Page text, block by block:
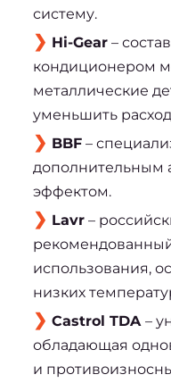
систему.
Hi-Gear –
кондиционером
металлические
уменьшить
BBF –
дополнительным
эффектом.
Lavr –
использования,
низких
Castrol TDA –
обладающая
и